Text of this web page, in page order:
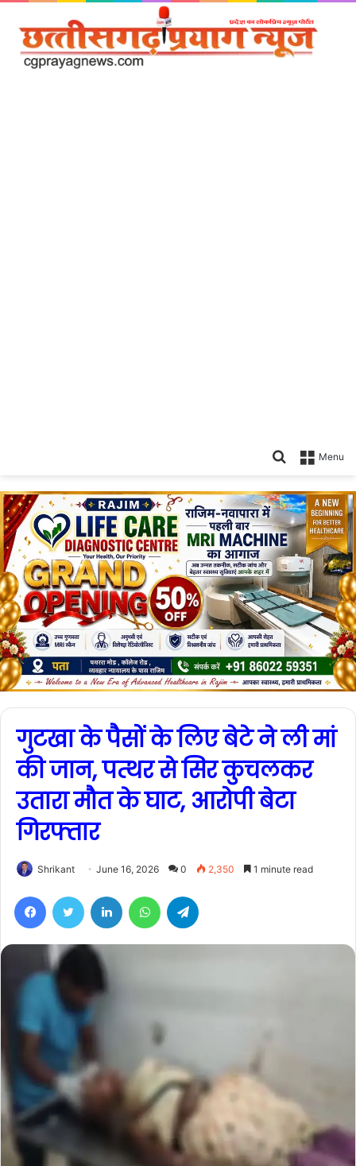
Menu
Search
गुटखा के पैसों के लिए बेटे ने ली मां
की जान, पत्थर से सिर कुचलकर
उतारा मौत के घाट, आरोपी बेटा
गिरफ्तार
Shrikant June 16, 2026 0 2,350 1 minute read